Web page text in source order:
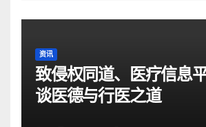
资讯
致侵权同道、医疗信
谈医德与行医之道